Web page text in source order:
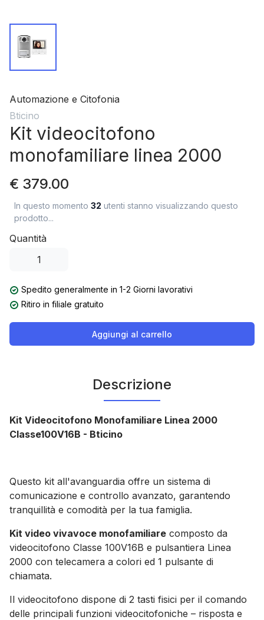
Automazione e Citofonia
Bticino
Kit videocitofono
monofamiliare linea 2000
€ 379.00
In questo momento 32 utenti stanno visualizzando questo
prodotto...
Quantità
Spedito generalmente in 1-2 Giorni lavorativi
Ritiro in filiale gratuito
Aggiungi al carrello
Descrizione
Kit Videocitofono Monofamiliare Linea 2000
Classe100V16B - Bticino
Questo kit all'avanguardia offre un sistema di
comunicazione e controllo avanzato, garantendo
tranquillità e comodità per la tua famiglia.
Kit video vivavoce monofamiliare composto da
videocitofono Classe 100V16B e pulsantiera Linea
2000 con telecamera a colori ed 1 pulsante di
chiamata.
Il videocitofono dispone di 2 tasti fisici per il comando
delle principali funzioni videocitofoniche – risposta e